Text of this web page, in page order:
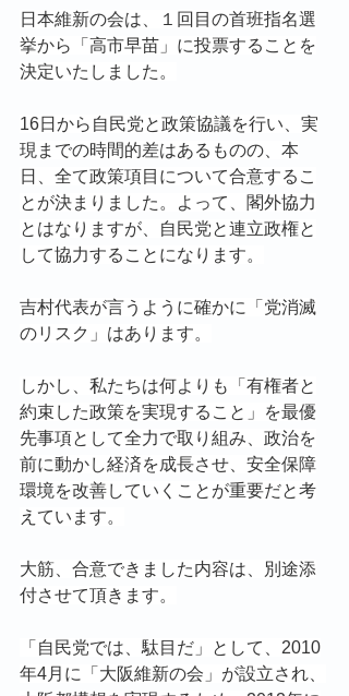
日本維新の会は、１回目の首班指名選
挙から「高市早苗」に投票することを
決定いたしました。
16日から自民党と政策協議を行い、実
現までの時間的差はあるものの、本
日、全て政策項目について合意するこ
とが決まりました。よって、閣外協力
とはなりますが、自民党と連立政権と
して協力することになります。
吉村代表が言うように確かに「党消滅
のリスク」はあります。
しかし、私たちは何よりも「有権者と
約束した政策を実現すること」を最優
先事項として全力で取り組み、政治を
前に動かし経済を成長させ、安全保障
環境を改善していくことが重要だと考
えています。
大筋、合意できました内容は、別途添
付させて頂きます。
「自民党では、駄目だ」として、2010
年4月に「大阪維新の会」が設立され、